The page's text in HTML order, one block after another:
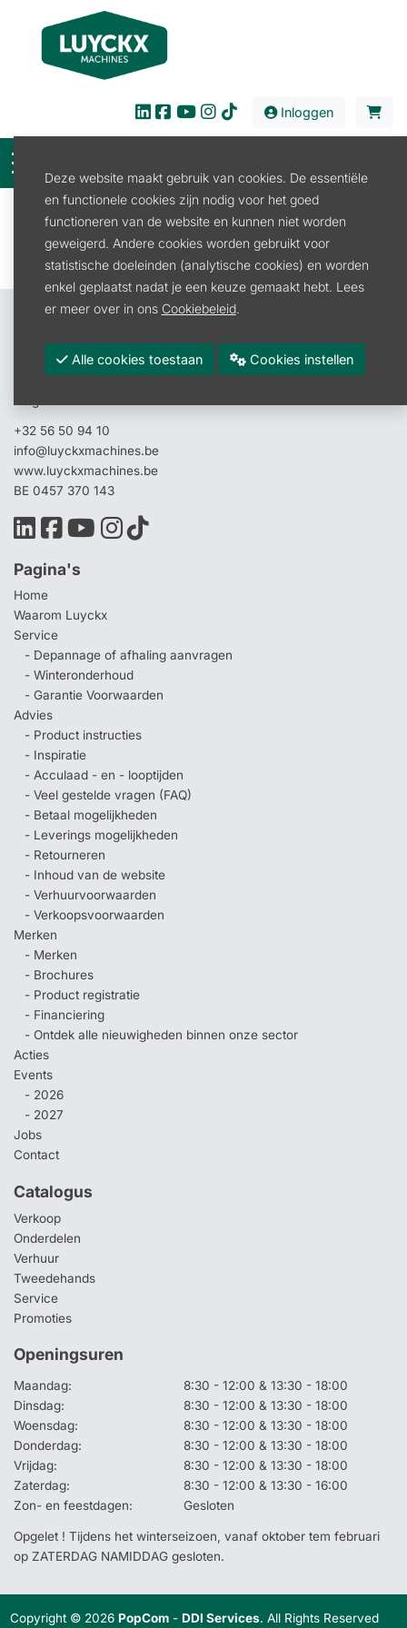
Inloggen
Filter
Contacteer ons
Luyckx Machines BV
Roeselarestraat 4A
+32 56 50 94 10
info@luyckxmachines.be
www.luyckxmachines.be
BE 0457 370 143
Pagina's
Home
Waarom Luyckx
Service
- Depannage of afhaling aanvragen
- Winteronderhoud
- Garantie Voorwaarden
Advies
- Product instructies
- Inspiratie
- Acculaad - en - looptijden
- Veel gestelde vragen (FAQ)
- Betaal mogelijkheden
- Leverings mogelijkheden
- Retourneren
- Inhoud van de website
- Verhuurvoorwaarden
- Verkoopsvoorwaarden
Merken
- Merken
- Brochures
- Product registratie
- Financiering
- Ontdek alle nieuwigheden binnen onze sector
Acties
Events
- 2026
- 2027
Jobs
Contact
Catalogus
Verkoop
Onderdelen
Verhuur
Tweedehands
Service
Promoties
Openingsuren
Maandag:
8:30 - 12:00 & 13:30 - 18:00
Dinsdag:
8:30 - 12:00 & 13:30 - 18:00
Woensdag:
8:30 - 12:00 & 13:30 - 18:00
Donderdag:
8:30 - 12:00 & 13:30 - 18:00
Vrijdag:
8:30 - 12:00 & 13:30 - 18:00
Zaterdag:
8:30 - 12:00 & 13:30 - 16:00
Zon- en feestdagen:
Gesloten
Opgelet ! Tijdens het winterseizoen, vanaf oktober tem februari
op ZATERDAG NAMIDDAG gesloten.
Copyright © 2026PopCom -DDI Services. All Rights Reserved
Deze website maakt gebruik van cookies. De essentiële
en functionele cookies zijn nodig voor het goed
functioneren van de website en kunnen niet worden
geweigerd. Andere cookies worden gebruikt voor
statistische doeleinden (analytische cookies) en worden
enkel geplaatst nadat je een keuze gemaakt hebt. Lees
er meer over in ons Cookiebeleid.
Alle cookies toestaan Cookies instellen